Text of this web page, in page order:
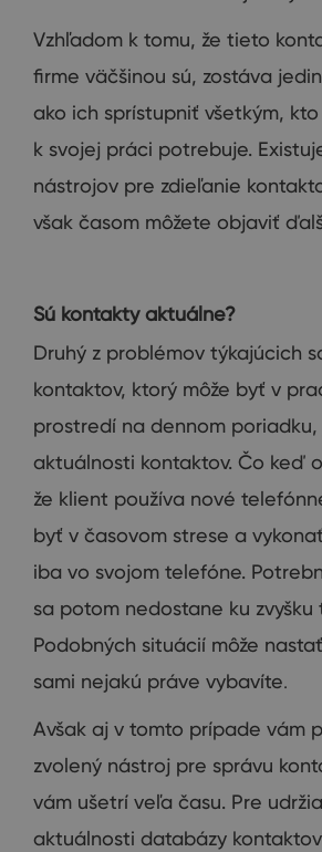
Vzhľadom k tomu, že tieto
firme väčšinou sú, zostáva
ako ich sprístupniť všetkým,
k svojej práci potrebuje.
nástrojov pre zdieľanie
však časom môžete objaviť
Sú kontakty aktuálne?
Druhý z problémov týkajúcich
kontaktov, ktorý môže byť v
prostredí na dennom poriadku,
aktuálnosti kontaktov. Čo keď
že klient používa nové
byť v časovom strese a vykonať
iba vo svojom telefóne.
sa potom nedostane ku zvyšku
Podobných situácií môže nastať
sami nejakú práve vybavíte.
Avšak aj v tomto prípade vám
zvolený nástroj pre správu
vám ušetrí veľa času. Pre
aktuálnosti databázy kontaktov